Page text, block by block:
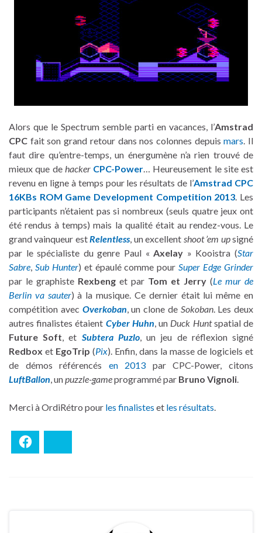
Alors que le Spectrum semble parti en vacances, l’Amstrad
CPC fait son grand retour dans nos colonnes depuismars. Il
faut dire qu’entre-temps, un énergumène n’a rien trouvé de
mieux que de hacker CPC-Power… Heureusement le site est
revenu en ligne à temps pour les résultats de l’Amstrad CPC
16KBs ROM Game Development Competition 2013. Les
participants n’étaient pas si nombreux (seuls quatre jeux ont
été rendus à temps) mais la qualité était au rendez-vous. Le
grand vainqueur estRelentless, un excellent shoot ’em upsigné
par le spécialiste du genre Paul «Axelay » Kooistra (Star
Sabre, Sub Hunter) et épaulé comme pourSuper Edge Grinder
par le graphiste Rexbeng et par Tom et Jerry (Le mur de
Berlin va sauter) à la musique. Ce dernier était lui même en
compétition avec Overkoban, un clone de Sokoban. Les deux
autres finalistes étaient Cyber Huhn, un Duck Huntspatial de
Future Soft, et Subtera Puzlo, un jeu de réflexion signé
Redbox et EgoTrip (Pix). Enfin, dans la masse de logiciels et
de démos référencés en 2013 par CPC-Power, citons
LuftBallon, unpuzzle-gameprogrammé par Bruno Vignoli.
Merci à OrdiRétro pour les finalistes et les résultats.